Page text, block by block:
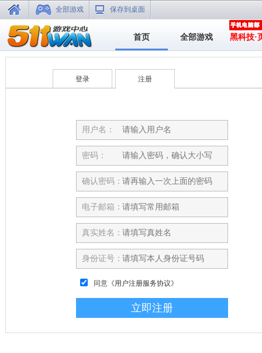
全部游戏 保存到桌面
首页 全部游戏 黑科技·
登录 注册
用户名：
密码：
确认密码：
电子邮箱：
真实姓名：
身份证号：
同意 《用户注册服务协议》